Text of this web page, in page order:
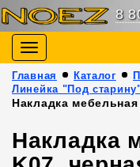
8
Toggle
navigation
Главная Каталог
Линейка "Под
Накладка
Накладка